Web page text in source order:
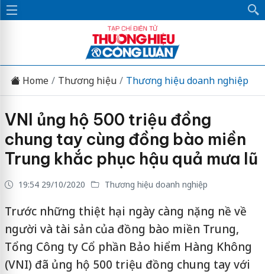
Home Thương hiệu Thương hiệu doanh nghiệp
VNI ủng hộ 500 triệu đồng
chung tay cùng đồng bào miền
Trung khắc phục hậu quả mưa lũ
19:54 29/10/2020 Thương hiệu doanh nghiệp
Trước những thiệt hại ngày càng nặng nề về
người và tài sản của đồng bào miền Trung,
Tổng Công ty Cổ phần Bảo hiểm Hàng Không
(VNI) đã ủng hộ 500 triệu đồng chung tay với